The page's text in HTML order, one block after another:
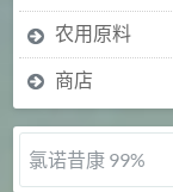
农用原料
商店
氯诺昔康 99%